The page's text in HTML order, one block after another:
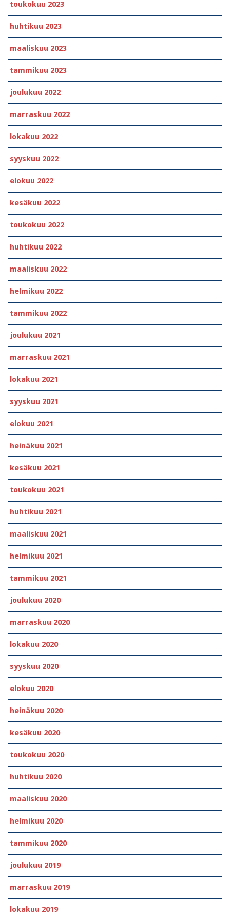
toukokuu 2023
huhtikuu 2023
maaliskuu 2023
tammikuu 2023
joulukuu 2022
marraskuu 2022
lokakuu 2022
syyskuu 2022
elokuu 2022
kesäkuu 2022
toukokuu 2022
huhtikuu 2022
maaliskuu 2022
helmikuu 2022
tammikuu 2022
joulukuu 2021
marraskuu 2021
lokakuu 2021
syyskuu 2021
elokuu 2021
heinäkuu 2021
kesäkuu 2021
toukokuu 2021
huhtikuu 2021
maaliskuu 2021
helmikuu 2021
tammikuu 2021
joulukuu 2020
marraskuu 2020
lokakuu 2020
syyskuu 2020
elokuu 2020
heinäkuu 2020
kesäkuu 2020
toukokuu 2020
huhtikuu 2020
maaliskuu 2020
helmikuu 2020
tammikuu 2020
joulukuu 2019
marraskuu 2019
lokakuu 2019